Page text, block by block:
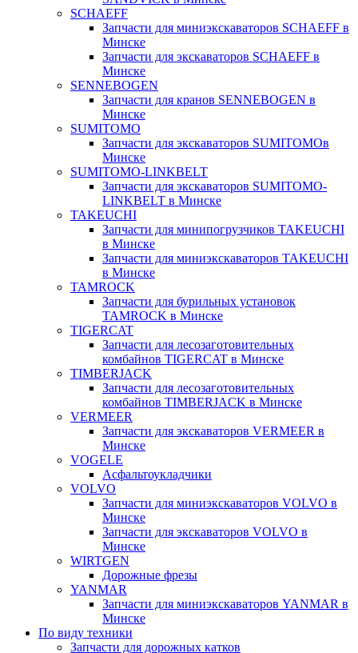
SCHAEFF
Запчасти для миниэкскаваторов SCHAEFF в
Минске
Запчасти для экскаваторов SCHAEFF в
Минске
SENNEBOGEN
Запчасти для кранов SENNEBOGEN в
Минске
SUMITOMO
Запчасти для экскаваторов SUMITOMOв
Минске
SUMITOMO-LINKBELT
Запчасти для экскаваторов SUMITOMO-
LINKBELT в Минске
TAKEUCHI
Запчасти для минипогрузчиков TAKEUCHI
в Минске
Запчасти для миниэкскаваторов TAKEUCHI
в Минске
TAMROCK
Запчасти для бурильных установок
TAMROCK в Минске
TIGERCAT
Запчасти для лесозаготовительных
комбайнов TIGERCAT в Минске
TIMBERJACK
Запчасти для лесозаготовительных
комбайнов TIMBERJACK в Минске
VERMEER
Запчасти для экскаваторов VERMEER в
Минске
VOGELE
Асфальтоукладчики
VOLVO
Запчасти для миниэкскаваторов VOLVO в
Минске
Запчасти для экскаваторов VOLVO в
Минске
WIRTGEN
Дорожные фрезы
YANMAR
Запчасти для миниэкскаваторов YANMAR в
Минске
По виду техники
Запчасти для дорожных катков